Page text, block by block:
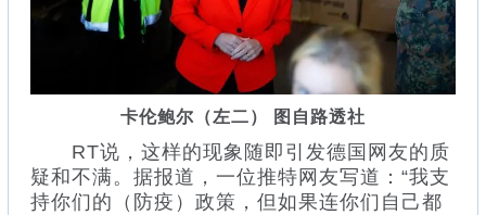
卡伦鲍尔（左二） 图自路透社
RT说，这样的现象随即引发德国网友的质
疑和不满。据报道，一位推特网友写道：“我支
持你们的（防疫）政策，但如果连你们自己都